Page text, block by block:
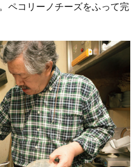
ペコリーノチーズをふって完